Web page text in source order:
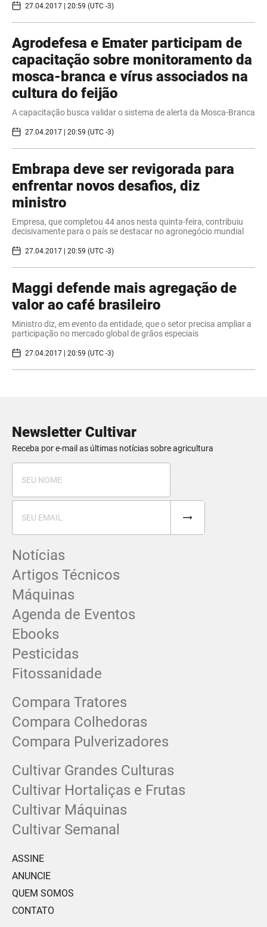
27.04.2017 | 20:59 (UTC -3)
Agrodefesa e Emater participam de
capacitação sobre monitoramento da
mosca-branca e vírus associados na
cultura do feijão
A capacitação busca validar o sistema de alerta da Mosca-Branca
27.04.2017 | 20:59 (UTC -3)
Embrapa deve ser revigorada para
enfrentar novos desafios, diz
ministro
Empresa, que completou 44 anos nesta quinta-feira, contribuiu
decisivamente para o país se destacar no agronegócio mundial
27.04.2017 | 20:59 (UTC -3)
Maggi defende mais agregação de
valor ao café brasileiro
Ministro diz, em evento da entidade, que o setor precisa ampliar a
participação no mercado global de grãos especiais
27.04.2017 | 20:59 (UTC -3)
Newsletter Cultivar
Receba por e-mail as últimas notícias sobre agricultura
Notícias
Artigos Técnicos
Máquinas
Agenda de Eventos
Ebooks
Pesticidas
Fitossanidade
Compara Tratores
Compara Colhedoras
Compara Pulverizadores
Cultivar Grandes Culturas
Cultivar Hortaliças e Frutas
Cultivar Máquinas
Cultivar Semanal
ASSINE
ANUNCIE
QUEM SOMOS
CONTATO